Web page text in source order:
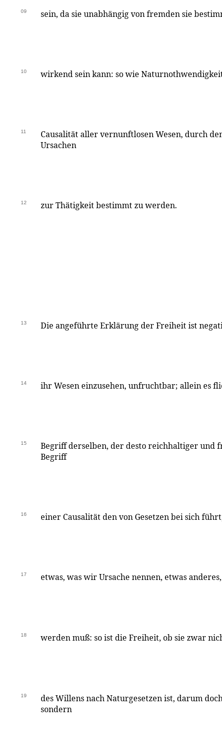
09 sein, da sie unabhängig von fremden sie
10 wirkend sein kann: so wie
11
Causalität aller vernunftlosen Wesen, durch
Ursachen
12 zur Thätigkeit bestimmt zu werden.
13 Die angeführte Erklärung der Freiheit ist
14 ihr Wesen einzusehen, unfruchtbar; allein es
15
Begriff derselben, der desto reichhaltiger und
Begriff
16 einer Causalität den von Gesetzen bei sich
17 etwas, was wir Ursache nennen, etwas
18 werden muß: so ist die Freiheit, ob sie zwar
19
des Willens nach Naturgesetzen ist, darum
sondern